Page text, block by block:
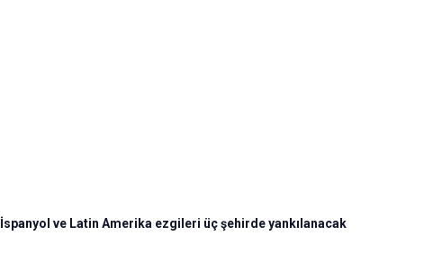
İspanyol ve Latin Amerika ezgileri üç şehirde yankılanacak